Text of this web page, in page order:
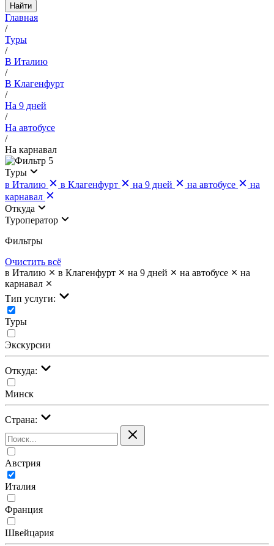
Найти
Главная
/
Туры
/
В Италию
/
В Клагенфурт
/
На 9 дней
/
На автобусе
/
На карнавал
5
Туры
в Италию
в Клагенфурт на 9 дней на автобусе
на
карнавал
Откуда
Туроператор
Фильтры
Очистить всё
в Италию
в Клагенфурт на 9 дней на автобусе
на
карнавал
Тип услуги:
Туры
Экскурсии
Откуда:
Минск
Страна:
Австрия
Италия
Франция
Швейцария